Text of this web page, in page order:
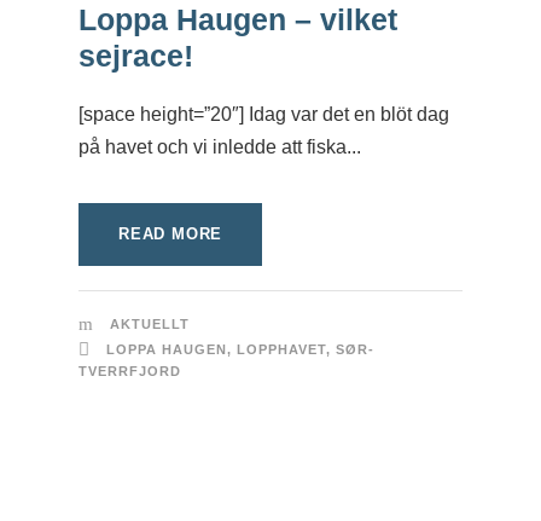
Loppa Haugen – vilket
sejrace!
[space height=”20″] Idag var det en blöt dag
på havet och vi inledde att fiska...
READ MORE
AKTUELLT
LOPPA HAUGEN, LOPPHAVET, SØR-
TVERRFJORD